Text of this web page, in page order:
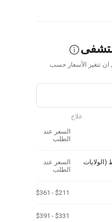
- 29.04.2022 - يمكن ان تتغير الأسعار حسب
علاج
السعر عند
الطلب
(الولايات
السعر عند
الطلب
$211 - $361
$331 - $391